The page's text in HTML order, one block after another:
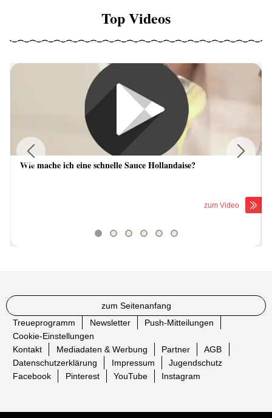
Top Videos
Wie mache ich eine schnelle Sauce Hollandaise?
zum Video
Previous
zum Seitenanfang
Treueprogramm
Newsletter
Push-Mitteilungen
Cookie-Einstellungen
Kontakt
Mediadaten & Werbung Partner
AGB
Datenschutzerklärung
Impressum
Jugendschutz
Facebook
Pinterest YouTube Instagram